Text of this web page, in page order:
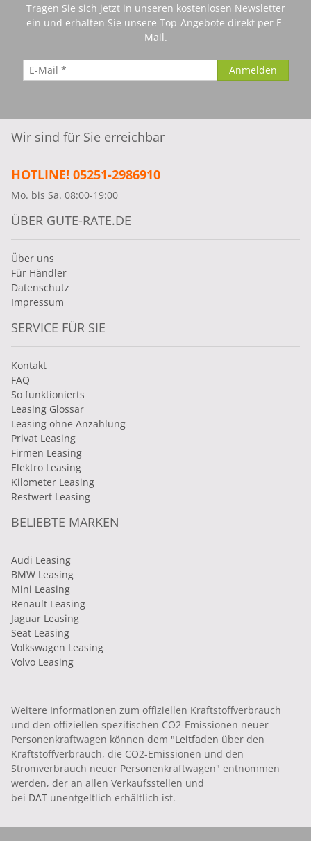
Tragen Sie sich jetzt in unseren kostenlosen Newsletter
ein und erhalten Sie unsere Top-Angebote direkt per E-
Mail.
Wir sind für Sie erreichbar
HOTLINE! 05251-2986910
Mo. bis Sa. 08:00-19:00
ÜBER GUTE-RATE.DE
Über uns
Für Händler
Datenschutz
Impressum
SERVICE FÜR SIE
Kontakt
FAQ
So funktionierts
Leasing Glossar
Leasing ohne Anzahlung
Privat Leasing
Firmen Leasing
Elektro Leasing
Kilometer Leasing
Restwert Leasing
BELIEBTE MARKEN
Audi Leasing
BMW Leasing
Mini Leasing
Renault Leasing
Jaguar Leasing
Seat Leasing
Volkswagen Leasing
Volvo Leasing
Weitere Informationen zum offiziellen Kraftstoffverbrauch
und den offiziellen spezifischen CO2-Emissionen neuer
Personenkraftwagen können dem "Leitfaden über den
Kraftstoffverbrauch, die CO2-Emissionen und den
Stromverbrauch neuer Personenkraftwagen" entnommen
werden, der an allen Verkaufsstellen und
bei DAT unentgeltlich erhältlich ist.